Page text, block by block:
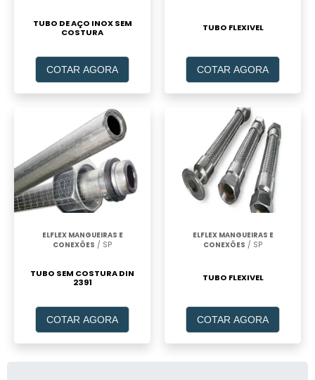
TUBO DE AÇO INOX SEM
COSTURA
COTAR AGORA
TUBO FLEXIVEL
COTAR AGORA
ELFLEX MANGUEIRAS E
CONEXÕES / SP
TUBO SEM COSTURA DIN
2391
COTAR AGORA
ELFLEX MANGUEIRAS E
CONEXÕES / SP
TUBO FLEXIVEL
COTAR AGORA